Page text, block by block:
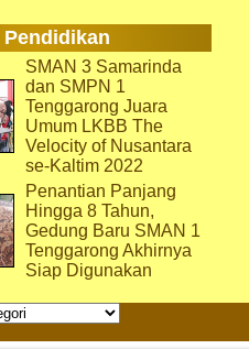
Pendidikan
SMAN 3 Samarinda
dan SMPN 1
Tenggarong Juara
Umum LKBB The
Velocity of Nusantara
se-Kaltim 2022
Penantian Panjang
Hingga 8 Tahun,
Gedung Baru SMAN 1
Tenggarong Akhirnya
Siap Digunakan